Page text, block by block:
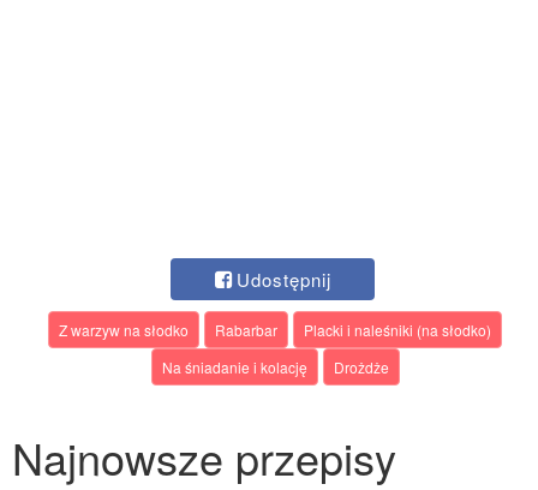
Udostępnij
Z warzyw na słodko Rabarbar
Placki i naleśniki (na słodko)
Na śniadanie i kolację
Drożdże
Najnowsze przepisy